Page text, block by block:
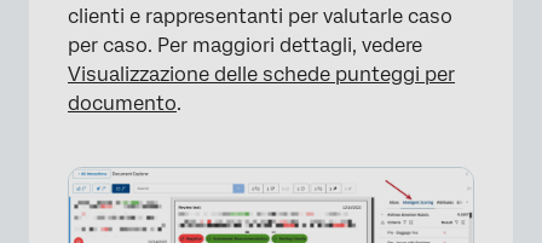
clienti e rappresentanti per valutarle caso
per caso. Per maggiori dettagli, vedere
Visualizzazione delle schede punteggi per
documento.